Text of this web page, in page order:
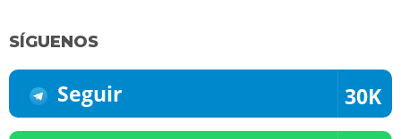
SÍGUENOS
Seguir 30K